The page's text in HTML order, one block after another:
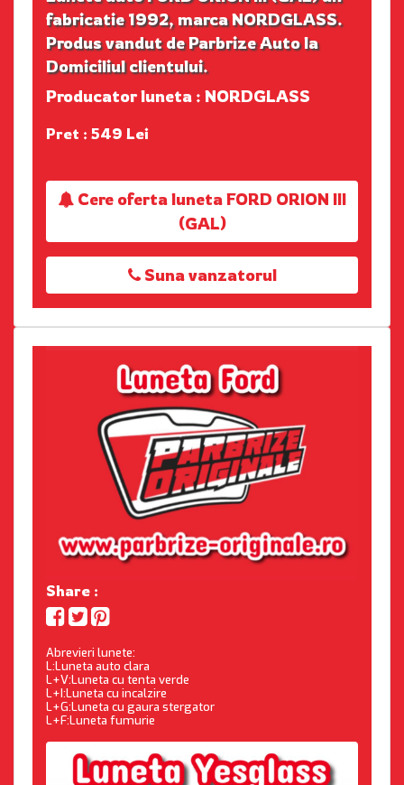
fabricatie 1992, marca NORDGLASS.
Produs vandut de Parbrize Auto la
Domiciliul clientului.
Producator luneta : NORDGLASS
Pret : 549 Lei
Cere oferta luneta FORD ORION III
(GAL)
Suna vanzatorul
Share :
Abrevieri lunete:
L:Luneta auto clara
L+V:Luneta cu tenta verde
L+I:Luneta cu incalzire
L+G:Luneta cu gaura stergator
L+F:Luneta fumurie